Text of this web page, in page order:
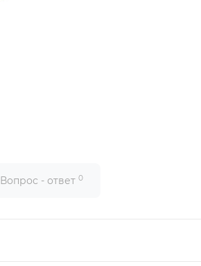
Вопрос - ответ 0